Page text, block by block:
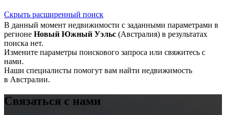
Скрыть расширенный поиск
В данный момент недвижимости с заданными параметрами в
регионе Новый Южный Уэльс (Австралия) в результатах
поиска нет.
Измените параметры поискового запроса или свяжитесь с
нами.
Наши специалисты помогут вам найти недвижимость
в Австралии.
Связаться с нами